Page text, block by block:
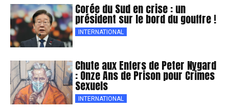
Corée du Sud en crise : un
président sur le bord du gouffre !
INTERNATIONAL
Chute aux Enfers de Peter Nygard
: Onze Ans de Prison pour Crimes
Sexuels
INTERNATIONAL